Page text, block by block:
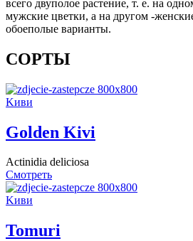
всего двуполое растение, т. е. на
мужские цветки, а на другом -
обоеполые варианты.
СОРТЫ
Kиви
Golden Kivi
Actinidia deliciosa
Смотреть
Kиви
Tomuri